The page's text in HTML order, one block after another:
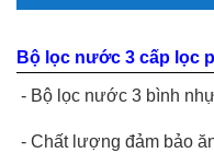
Bộ lọc nước 3 cấp lọc
- Bộ lọc nước 3 bình
- Chất lượng đảm bảo